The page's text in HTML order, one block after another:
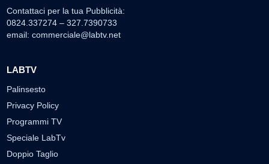
Contattaci per la tua Pubblicità:
0824.337274 – 327.7390733
email: commerciale@labtv.net
LABTV
Palinsesto
Privacy Policy
Programmi TV
Speciale LabTv
Doppio Taglio